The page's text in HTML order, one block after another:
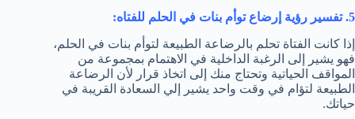
5. تفسير رؤية إرضاع توأم بنات في الحلم للفتاه:
إذا كانت الفتاة تحلم بالرضاعة الطبيعة لتوأم بنات في الحلم،
فهو يشير إلى الرغبة الداخلية في الاهتمام بمجموعة من
المواقف الحياتية وتحتاج منك إلى اتخاذ قرار لأن الرضاعة
الطبيعة لتؤام في وقت واحد يشير إلي السعادة القريبة في
حياتك.